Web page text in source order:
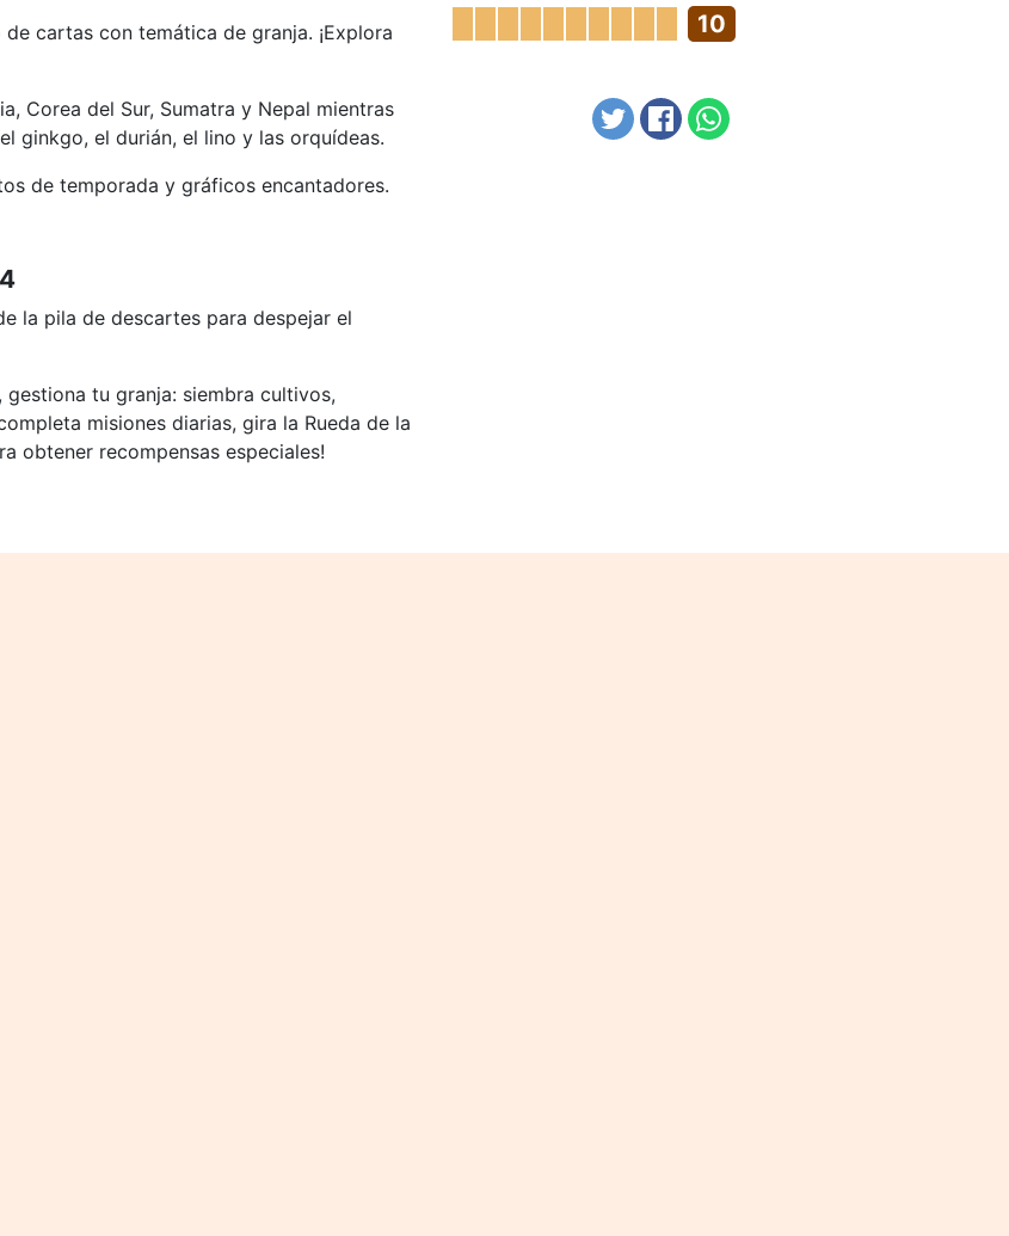
cartas con temática de granja. ¡Explora
Corea del Sur, Sumatra y Nepal mientras
ginkgo, el durián, el lino y las orquídeas.
de temporada y gráficos encantadores.
la pila de descartes para despejar el
gestiona tu granja: siembra cultivos,
misiones diarias, gira la Rueda de la
obtener recompensas especiales!
10